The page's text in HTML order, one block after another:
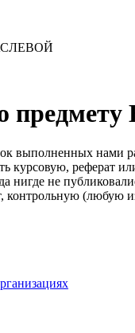
выполненных
курсовую, реферат
нигде не
контрольную (любую